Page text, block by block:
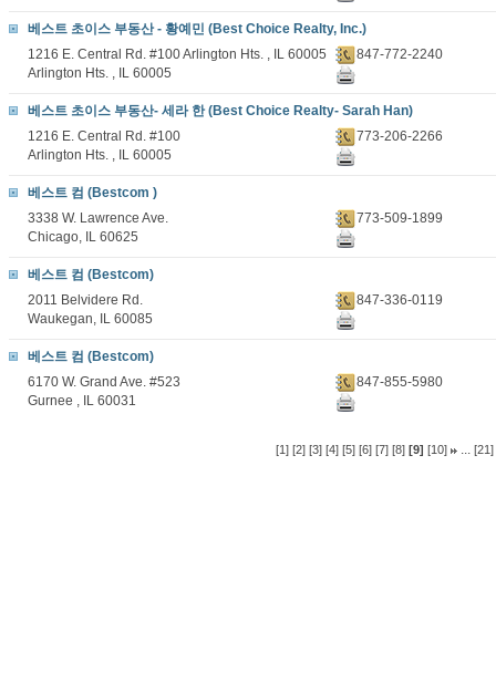
베스트 초이스 부동산 - 황예민 (Best Choice Realty, Inc.)
1216 E. Central Rd. #100 Arlington Hts. , IL 60005
Arlington Hts. , IL 60005
847-772-2240
베스트 초이스 부동산- 세라 한 (Best Choice Realty- Sarah Han)
1216 E. Central Rd. #100
Arlington Hts. , IL 60005
773-206-2266
베스트 컴 (Bestcom )
3338 W. Lawrence Ave.
Chicago, IL 60625
773-509-1899
베스트 컴 (Bestcom)
2011 Belvidere Rd.
Waukegan, IL 60085
847-336-0119
베스트 컴 (Bestcom)
6170 W. Grand Ave. #523
Gurnee , IL 60031
847-855-5980
[1] [2] [3] [4] [5] [6] [7] [8] [9] [10] ... [21]